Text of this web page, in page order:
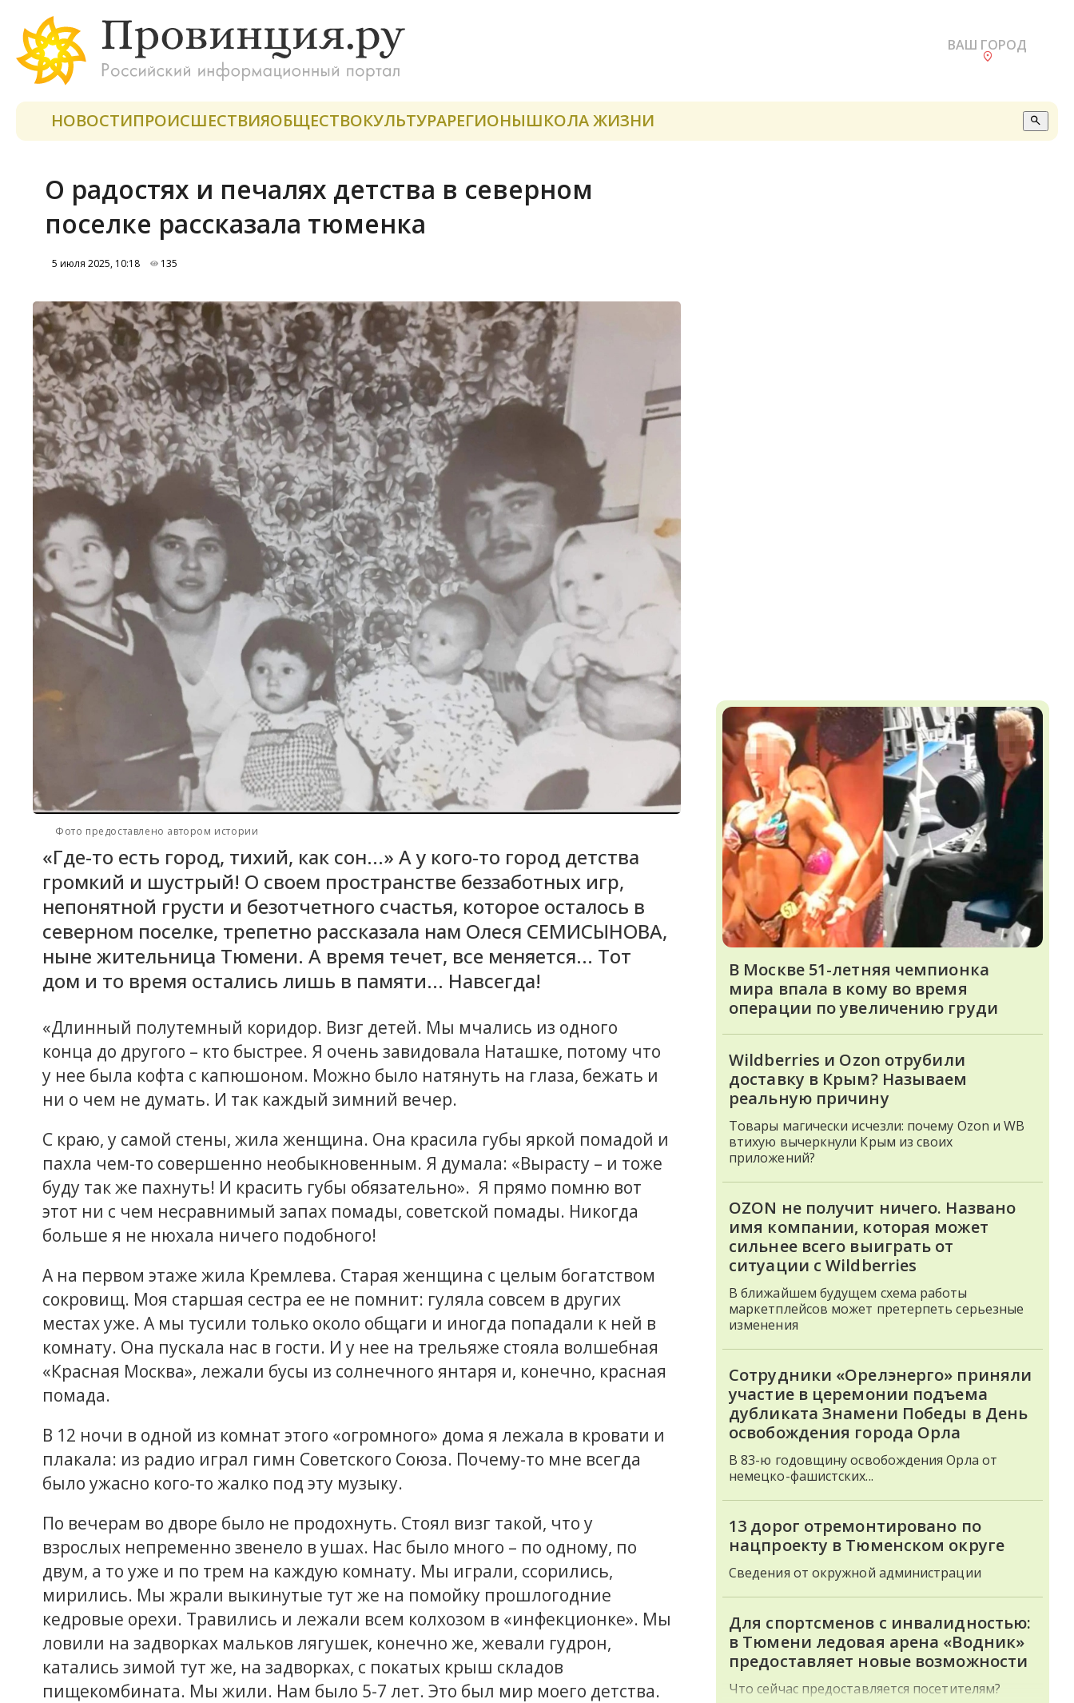
ВАШ ГОРОД
НОВОСТИПРОИСШЕСТВИЯОБЩЕСТВОКУЛЬТУРАРЕГИОНЫШКОЛА ЖИЗНИ
О радостях и печалях детства в северном
поселке рассказала тюменка
5 июля 2025, 10:18 135
Фото предоставлено автором истории
«Где-то есть город, тихий, как сон...» А у кого-то город детства
громкий и шустрый! О своем пространстве беззаботных игр,
непонятной грусти и безотчетного счастья, которое осталось в
северном поселке, трепетно рассказала нам Олеся СЕМИСЫНОВА,
ныне жительница Тюмени. А время течет, все меняется... Тот
дом и то время остались лишь в памяти... Навсегда!
«Длинный полутемный коридор. Визг детей. Мы мчались из одного
конца до другого – кто быстрее. Я очень завидовала Наташке, потому что
у нее была кофта с капюшоном. Можно было натянуть на глаза, бежать и
ни о чем не думать. И так каждый зимний вечер.
С краю, у самой стены, жила женщина. Она красила губы яркой помадой и
пахла чем-то совершенно необыкновенным. Я думала: «Вырасту – и тоже
буду так же пахнуть! И красить губы обязательно». Я прямо помню вот
этот ни с чем несравнимый запах помады, советской помады. Никогда
больше я не нюхала ничего подобного!
А на первом этаже жила Кремлева. Старая женщина с целым богатством
сокровищ. Моя старшая сестра ее не помнит: гуляла совсем в других
местах уже. А мы тусили только около общаги и иногда попадали к ней в
комнату. Она пускала нас в гости. И у нее на трельяже стояла волшебная
«Красная Москва», лежали бусы из солнечного янтаря и, конечно, красная
помада.
В 12 ночи в одной из комнат этого «огромного» дома я лежала в кровати и
плакала: из радио играл гимн Советского Союза. Почему-то мне всегда
было ужасно кого-то жалко под эту музыку.
По вечерам во дворе было не продохнуть. Стоял визг такой, что у
взрослых непременно звенело в ушах. Нас было много – по одному, по
двум, а то уже и по трем на каждую комнату. Мы играли, ссорились,
мирились. Мы жрали выкинутые тут же на помойку прошлогодние
кедровые орехи. Травились и лежали всем колхозом в «инфекционке». Мы
ловили на задворках мальков лягушек, конечно же, жевали гудрон,
катались зимой тут же, на задворках, с покатых крыш складов
пищекомбината. Мы жили. Нам было 5-7 лет. Это был мир моего детства.
В Москве 51-летняя чемпионка
мира впала в кому во время
операции по увеличению груди
Wildberries и Ozon отрубили
доставку в Крым? Называем
реальную причину
Товары магически исчезли: почему Ozon и WB
втихую вычеркнули Крым из своих
приложений?
OZON не получит ничего. Названо
имя компании, которая может
сильнее всего выиграть от
ситуации с Wildberries
В ближайшем будущем схема работы
маркетплейсов может претерпеть серьезные
изменения
Сотрудники «Орелэнерго» приняли
участие в церемонии подъема
дубликата Знамени Победы в День
освобождения города Орла
В 83-ю годовщину освобождения Орла от
немецко-фашистских...
13 дорог отремонтировано по
нацпроекту в Тюменском округе
Сведения от окружной администрации
Для спортсменов с инвалидностью:
в Тюмени ледовая арена «Водник»
предоставляет новые возможности
Что сейчас предоставляется посетителям?